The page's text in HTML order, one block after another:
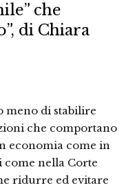
che
di Chiara
meno di stabilire
che comportano
economia come in
nella Corte
ridurre ed evitare